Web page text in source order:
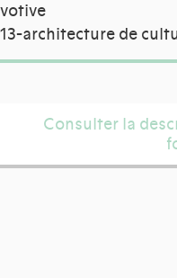
votive
13-architecture de
Consulter la